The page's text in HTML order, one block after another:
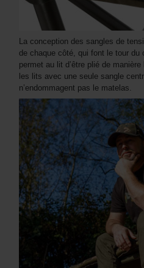
La conception des sangles de
de chaque côté, qui font le tour
permet au lit d’être plié de
les lits avec une seule sangle
n’endommagent pas le matelas.